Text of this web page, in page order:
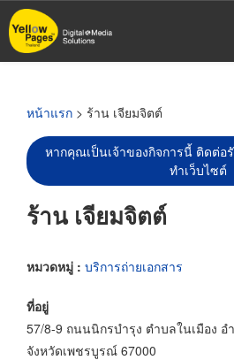
ข้าม
ไป
หน้าแรก > ร้าน เจียมจิตต์
หากคุณเป็นเจ้าของกิจการนี้ ติดต่อ
ทำเว็บไซต์
ร้าน เจียมจิตต์
หมวดหมู่ : บริการถ่ายเอกสาร
ที่อยู่
57/8-9 ถนนนิกรบำรุง ตำบลในเมือง อ
จังหวัดเพชรบูรณ์ 67000